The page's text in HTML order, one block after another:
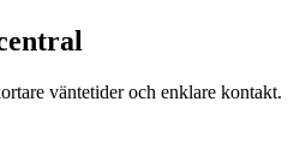
väntetider och enklare kontakt.